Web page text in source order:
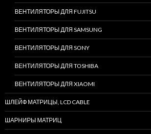
ВЕНТИЛЯТОРЫ ДЛЯ FUJITSU
ВЕНТИЛЯТОРЫ ДЛЯ SAMSUNG
ВЕНТИЛЯТОРЫ ДЛЯ SONY
ВЕНТИЛЯТОРЫ ДЛЯ TOSHIBA
ВЕНТИЛЯТОРЫ ДЛЯ XIAOMI
ШЛЕЙФ МАТРИЦЫ, LCD CABLE
ШАРНИРЫ МАТРИЦ